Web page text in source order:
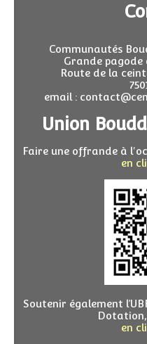
Communautés
Grande pagode
Route de la
email :
Union
Faire une offrande à
en
Soutenir également
en